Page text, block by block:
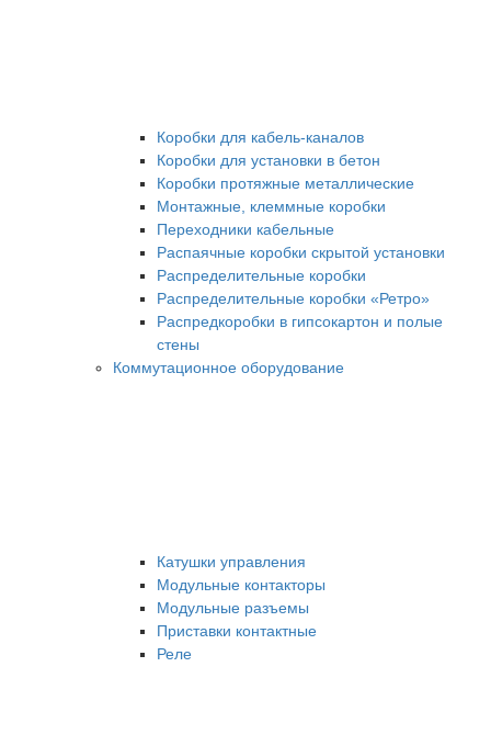
Коробки для кабель-каналов
Коробки для установки в бетон
Коробки протяжные металлические
Монтажные, клеммные коробки
Переходники кабельные
Распаячные коробки скрытой установки
Распределительные коробки
Распределительные коробки «Ретро»
Распредкоробки в гипсокартон и полые
стены
Коммутационное оборудование
Катушки управления
Модульные контакторы
Модульные разъемы
Приставки контактные
Реле